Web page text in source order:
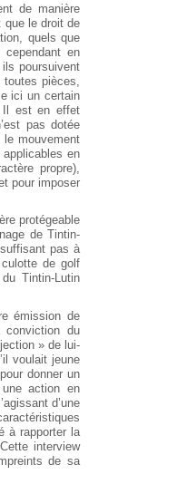
de manière
que le droit de
quels que
en
ils poursuivent
pièces,
ici un certain
Il est en effet
pas dotée
le mouvement
en
propre),
pour imposer
protégeable
de Tintin-
pas à
de golf
Tintin-Lutin
émission de
conviction du
» de lui-
voulait jeune
donner un
action en
d’une
à rapporter la
interview
de sa